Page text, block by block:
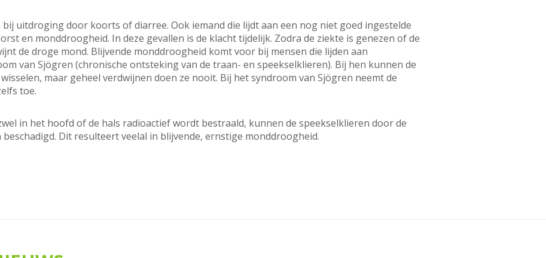
uitdroging door koorts of diarree. Ook iemand die lijdt aan een nog niet goed ingestelde
en monddroogheid. In deze gevallen is de klacht tijdelijk. Zodra de ziekte is genezen of de
de droge mond. Blijvende monddroogheid komt voor bij mensen die lijden aan
van Sjögren (chronische ontsteking van de traan- en speekselklieren). Bij hen kunnen de
maar geheel verdwijnen doen ze nooit. Bij het syndroom van Sjögren neemt de
toe.
in het hoofd of de hals radioactief wordt bestraald, kunnen de speekselklieren door de
Dit resulteert veelal in blijvende, ernstige monddroogheid.